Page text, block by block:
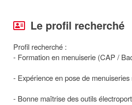
Le profil recherché
Profil recherché :
- Formation en menuiserie (CAP /
- Expérience en pose de menuiseries
- Bonne maîtrise des outils